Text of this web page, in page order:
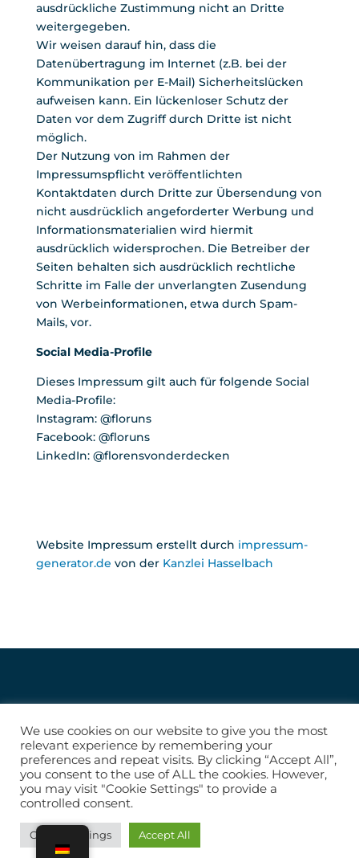
ausdrückliche Zustimmung nicht an Dritte
weitergegeben.
Wir weisen darauf hin, dass die
Datenübertragung im Internet (z.B. bei der
Kommunikation per E-Mail) Sicherheitslücken
aufweisen kann. Ein lückenloser Schutz der
Daten vor dem Zugriff durch Dritte ist nicht
möglich.
Der Nutzung von im Rahmen der
Impressumspflicht veröffentlichten
Kontaktdaten durch Dritte zur Übersendung von
nicht ausdrücklich angeforderter Werbung und
Informationsmaterialien wird hiermit
ausdrücklich widersprochen. Die Betreiber der
Seiten behalten sich ausdrücklich rechtliche
Schritte im Falle der unverlangten Zusendung
von Werbeinformationen, etwa durch Spam-
Mails, vor.
Social Media-Profile
Dieses Impressum gilt auch für folgende Social
Media-Profile:
Instagram: @floruns
Facebook: @floruns
LinkedIn: @florensvonderdecken
Website Impressum erstellt durch impressum-
generator.de von der Kanzlei Hasselbach
© 2024 | Florens von der Decken
AGB |Datenschutz
We use cookies on our website to give you the most
relevant experience by remembering your
preferences and repeat visits. By clicking “Accept All”,
you consent to the use of ALL the cookies. However,
you may visit "Cookie Settings" to provide a
controlled consent.
Cookie Settings Accept All